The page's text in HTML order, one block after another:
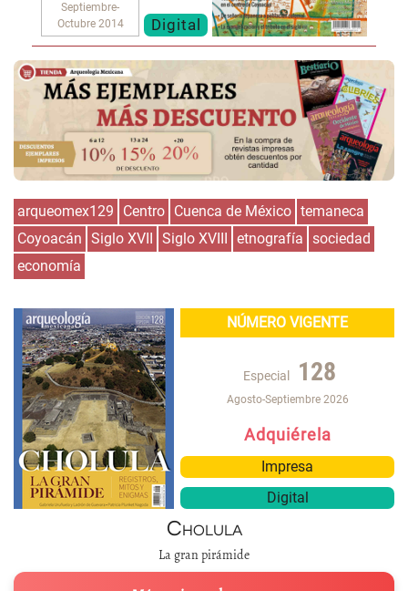
Septiembre-
Octubre 2014
Digital
arqueomex129 Centro Cuenca de México temaneca
Coyoacán Siglo XVII Siglo XVIII etnografía sociedad
economía
NÚMERO VIGENTE
Especial 128
Agosto-Septiembre 2026
Adquiérela
Impresa
Digital
Cholula
La gran pirámide